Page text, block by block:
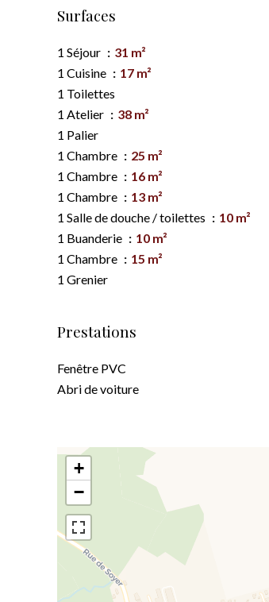
Surfaces
1 Séjour
31 m²
1 Cuisine
17 m²
1 Toilettes
1 Atelier
38 m²
1 Palier
1 Chambre
25 m²
1 Chambre
16 m²
1 Chambre
13 m²
1 Salle de douche / toilettes
10 m²
1 Buanderie
10 m²
1 Chambre
15 m²
1 Grenier
Prestations
Fenêtre PVC
Abri de voiture
+
−